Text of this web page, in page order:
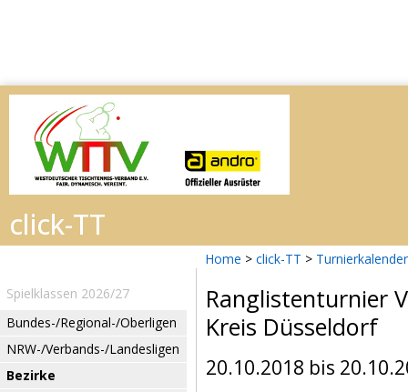
Home > click-TT > Turnierkalender
Spielklassen 2026/27
Bundes-/Regional-/Oberligen
NRW-/Verbands-/Landesligen
Bezirke
Ranglistenturnier
Kreis Düsseldorf
20.10.2018 bis